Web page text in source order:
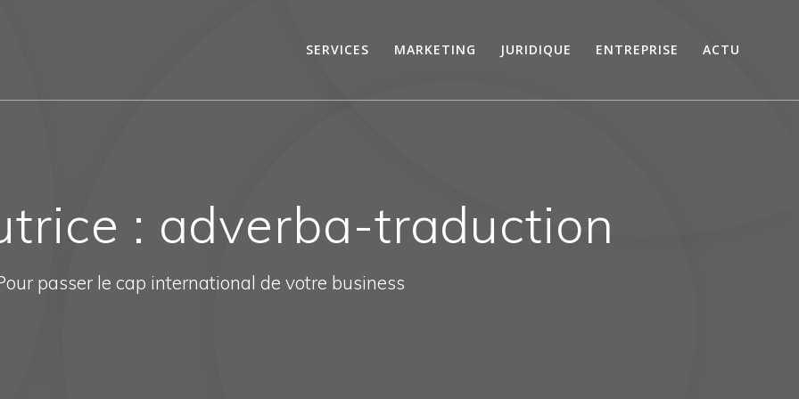
SERVICES MARKETING JURIDIQUE ENTREPRISE ACTU
: adverba-traduction
passer le cap international de votre business